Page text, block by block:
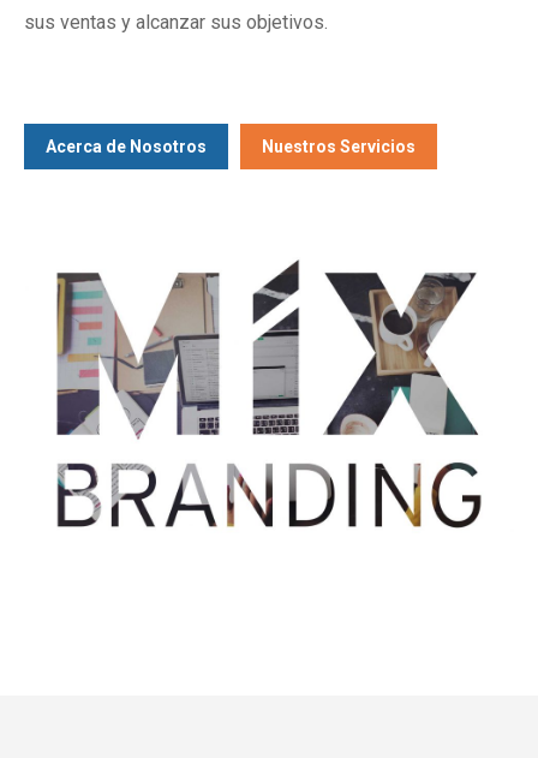
sus ventas y alcanzar sus objetivos.
Acerca de Nosotros Nuestros Servicios